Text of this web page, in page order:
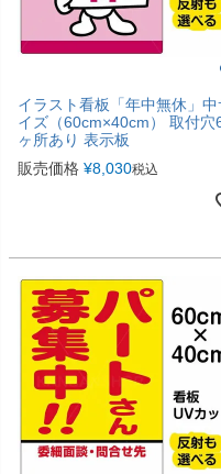
イラスト看板「年中無休」中
イズ（60cm×40cm） 取付穴
ヶ所あり 表示板
販売価格 ¥8,030税込